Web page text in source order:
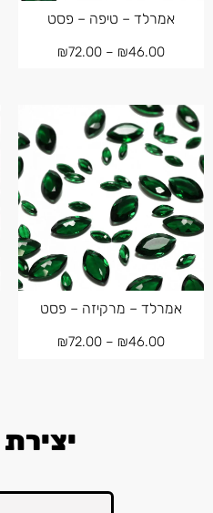
אמרלד – טיפה – פסט
₪46.00
–
₪72.00
אמרלד – מרקיזה – פסט
₪46.00
–
₪72.00